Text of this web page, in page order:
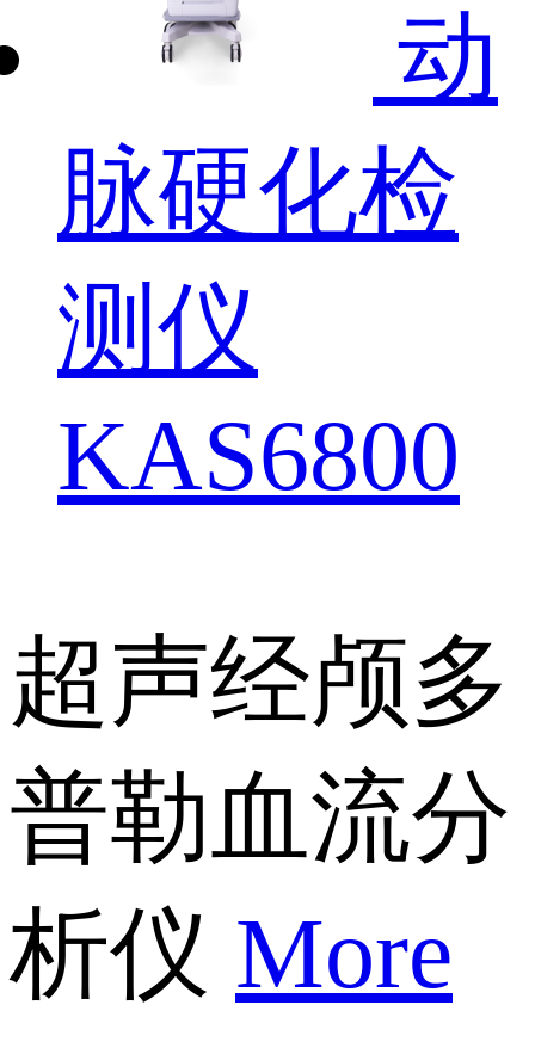
动
脉硬化检
测仪
KAS6800
超声经颅多
普勒血流分
析仪 More